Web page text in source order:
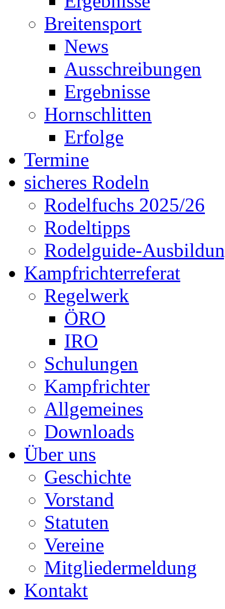
Breitensport
News
Ausschreibungen
Ergebnisse
Hornschlitten
Erfolge
Termine
sicheres Rodeln
Rodelfuchs 2025/26
Rodeltipps
Rodelguide-
Kampfrichterreferat
Regelwerk
ÖRO
IRO
Schulungen
Kampfrichter
Allgemeines
Downloads
Über uns
Geschichte
Vorstand
Statuten
Vereine
Mitgliedermeldung
Kontakt